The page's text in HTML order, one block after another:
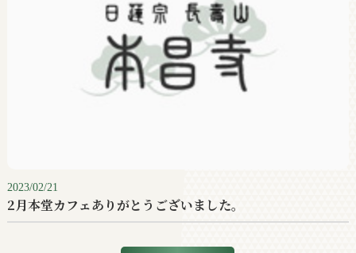
2023/02/21
2月本堂カフェありがとうございました。